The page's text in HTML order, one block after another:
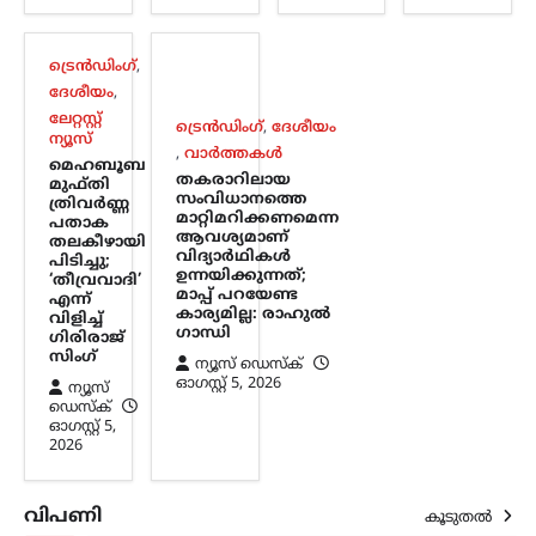
പാലിക്കണമെന്ന് നിതിൻ
വാഹനങ്ങളുടെ രൂപമാറ്റവുമായി
ബന്ധപ്പെട്ട മാനദണ്ഡങ്ങൾ
നിശ്ചയിക്കാൻ സംസ്ഥാന
സർക്കാരുകൾക്ക് അധികാരമില്ലെന്ന്
കേന്ദ്ര റോഡ് ഗതാഗത മന്ത്രി നിതിൻ
ഗഡ്കരി രാജ്യസഭയിൽ വ്യക്തമാക്കി.
ഇക്കാര്യത്തിൽ കേന്ദ്രസർക്കാർ
നിശ്ചയിച്ച കർശന…
ട്രെൻഡിംഗ്,
ദേശീയം,
ലേറ്റസ്റ്റ്
ന്യൂസ്
മെഹബൂബ
മുഫ്തി
ത്രിവർണ്ണ
പതാക
തലകീഴായി
പിടിച്ചു;
‘തീവ്രവാദി’
എന്ന്
വിളിച്ച്
ഗിരിരാജ്
സിംഗ്
ന്യൂസ്
ഡെസ്ക്
ഓഗസ്റ്റ്‌ 5,
2026
ട്രെൻഡിംഗ്, ദേശീയം
, വാർത്തകൾ
തകരാറിലായ
സംവിധാനത്തെ
മാറ്റിമറിക്കണമെന്ന
ആവശ്യമാണ്
വിദ്യാർഥികൾ
ഉന്നയിക്കുന്നത്;
മാപ്പ് പറയേണ്ട
കാര്യമില്ല: രാഹുൽ
ഗാന്ധി
ന്യൂസ് ഡെസ്ക്
ഓഗസ്റ്റ്‌ 5, 2026
വിപണി കൂടുതൽ